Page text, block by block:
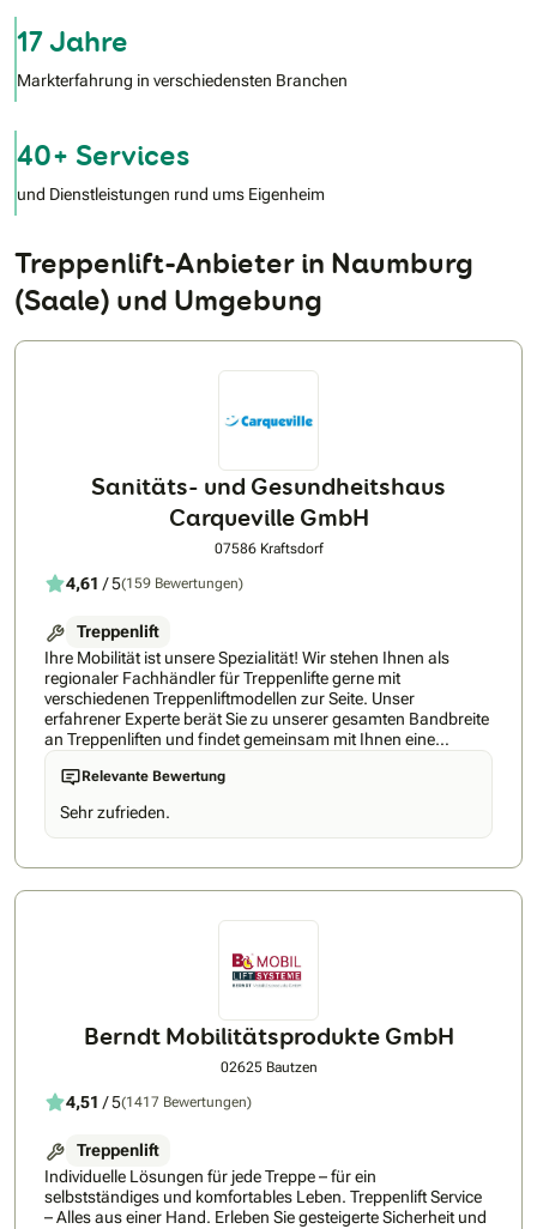
17 Jahre
Markterfahrung in verschiedensten Branchen
40+ Services
und Dienstleistungen rund ums Eigenheim
Treppenlift-Anbieter in Naumburg
(Saale) und Umgebung
Sanitäts- und Gesundheitshaus
Carqueville GmbH
07586 Kraftsdorf
4,61 / 5(159 Bewertungen)
Treppenlift
Ihre Mobilität ist unsere Spezialität! Wir stehen Ihnen als
regionaler Fachhändler für Treppenlifte gerne mit
verschiedenen Treppenliftmodellen zur Seite. Unser
erfahrener Experte berät Sie zu unserer gesamten Bandbreite
an Treppenliften und findet gemeinsam mit Ihnen eine
individuelle Lösung für Ihre Treppe, egal ob im Außenbereich
oder Innen.
Relevante Bewertung
Sehr zufrieden.
Berndt Mobilitätsprodukte GmbH
02625 Bautzen
4,51 / 5(1417 Bewertungen)
Treppenlift
Individuelle Lösungen für jede Treppe – für ein
selbstständiges und komfortables Leben. Treppenlift Service
– Alles aus einer Hand. Erleben Sie gesteigerte Sicherheit und